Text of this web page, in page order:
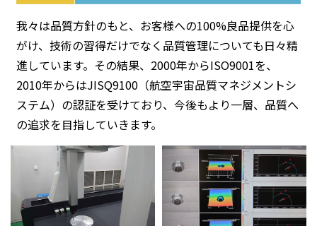
我々は品質方針のもと、お客様への100%良品提供を心
がけ、技術の習得だけでなく品質管理についても日々精
進しています。その結果、2000年からISO9001を、
2010年からはJISQ9100（航空宇宙品質マネジメントシ
ステム）の認証を受けており、今後もより一層、品質へ
の追求を目指していきます。